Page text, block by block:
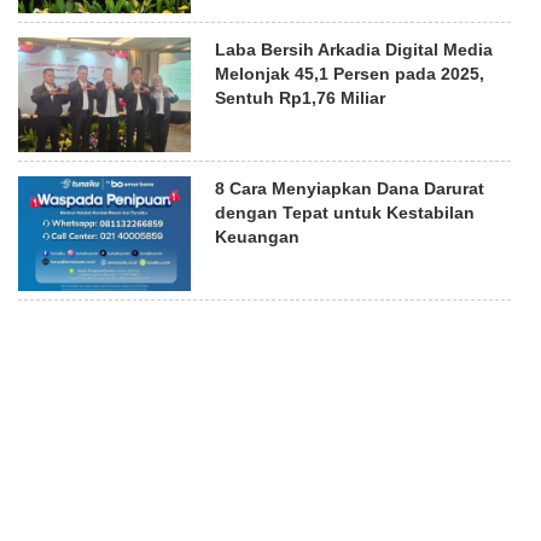
Laba Bersih Arkadia Digital Media
Melonjak 45,1 Persen pada 2025,
Sentuh Rp1,76 Miliar
8 Cara Menyiapkan Dana Darurat
dengan Tepat untuk Kestabilan
Keuangan